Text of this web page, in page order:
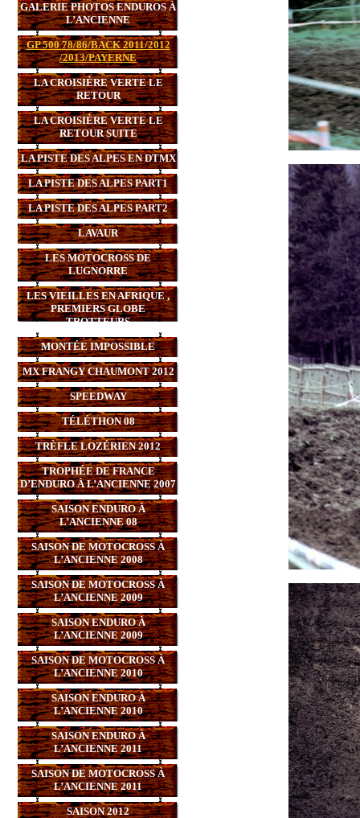
GALERIE PHOTOS ENDUROS À
L’ANCIENNE
GP 500 78/86/BACK 2011/2012
/2013/PAYERNE
LA CROISIÈRE VERTE LE
RETOUR
LA CROISIÈRE VERTE LE
RETOUR SUITE
LA PISTE DES ALPES EN DTMX
LA PISTE DES ALPES PART1
LA PISTE DES ALPES PART2
LAVAUR
LES MOTOCROSS DE
LUGNORRE
LES VIEILLES EN AFRIQUE ,
PREMIERS GLOBE
TROTTEURS
MONTÉE IMPOSSIBLE
MX FRANGY CHAUMONT 2012
SPEEDWAY
TÉLÉTHON 08
TRÈFLE LOZÉRIEN 2012
TROPHÉE DE FRANCE
D’ENDURO À L’ANCIENNE 2007
SAISON ENDURO À
L’ANCIENNE 08
SAISON DE MOTOCROSS À
L’ANCIENNE 2008
SAISON DE MOTOCROSS À
L’ANCIENNE 2009
SAISON ENDURO À
L’ANCIENNE 2009
SAISON DE MOTOCROSS À
L’ANCIENNE 2010
SAISON ENDURO À
L’ANCIENNE 2010
SAISON ENDURO À
L’ANCIENNE 2011
SAISON DE MOTOCROSS À
L’ANCIENNE 2011
SAISON 2012